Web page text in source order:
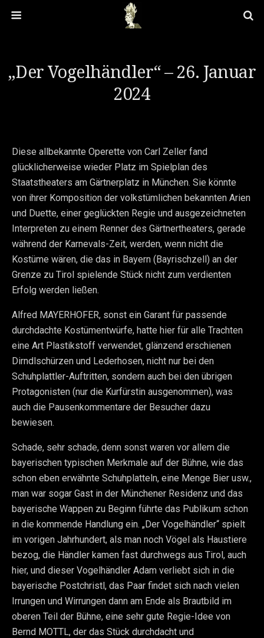
„Der Vogelhändler“ – 26. Januar
2024
Diese allbekannte Operette von Carl Zeller fand
glücklicherweise wieder Platz im Spielplan des
Staatstheaters am Gärtnerplatz in München. Sie könnte
von ihrer Komposition der volkstümlichen bekannten Arien
und Duette, einer geglückten Regie und ausgezeichneten
Interpreten zu einem Renner des Gärtnertheaters, gerade
während der Karnevals-Zeit, werden, wenn nicht die
Kostüme wären, die das in Bayern (Bayrischzell) an der
Grenze zu Tirol spielende Stück nicht zum verdienten
Erfolg werden ließen.
Alfred MAYERHOFER, sonst ein Garant für passende
durchdachte Kostümentwürfe, hatte hier für alle Trachten
eine Art Plastikstoff verwendet, glänzend erschienen
Dirndlschürzen und Lederhosen, nicht nur bei den
Schuhplattler-Auftritten, sondern auch bei den übrigen
Protagonisten (nur die Kurfürstin ausgenommen), was
auch die Pausenkommentare der Besucher dazu
bewiesen.
Schade, sehr schade, denn sonst waren vor allem die
bayerischen typischen Merkmale auf der Bühne, wie das
schon eben erwähnte Schuhplatteln, eine Menge Bier usw.,
man war sogar Gast in der Münchener Residenz und das
bayerische Wappen zu Beginn führte das Publikum schon
in die kommende Handlung ein. „Der Vogelhändler“ spielt
im vorigen Jahrhundert, als man noch Vögel als Haustiere
bezog, die Händler kamen fast durchwegs aus Tirol, auch
hier, und dieser Vogelhändler Adam verliebt sich in die
bayerische Postchristl, das Paar findet sich nach vielen
Irrungen und Wirrungen dann am Ende als Brautbild im
oberen Teil der Bühne, eine sehr gute Regie-Idee von
Bernd MOTTL, der das Stück durchdacht und